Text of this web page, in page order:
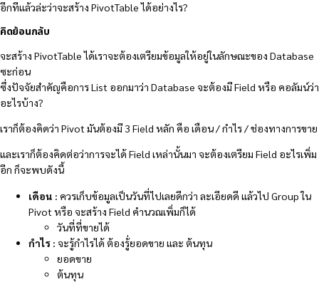
อีกทีแล้วล่ะว่าจะสร้าง PivotTable ได้อย่างไร?
คิดย้อนกลับ
จะสร้าง PivotTable ได้เราจะต้องเตรียมข้อมูลให้อยู่ในลักษณะของ Database
ซะก่อน
ซึ่งปัจจัยสำคัญคือการ List ออกมาว่า Database จะต้องมี Field หรือ คอลัมน์ว่า
อะไรบ้าง?
เราก็ต้องคิดว่า Pivot มันต้องมี 3 Field หลัก คือ เดือน / กำไร / ช่องทางการขาย
และเราก็ต้องคิดต่อว่าการจะได้ Field เหล่านั้นมา จะต้องเตรียม Field อะไรเพิ่ม
อีก ก็จะพบดังนี้
เดือน : ควรเก็บข้อมูลเป็นวันที่ไปเลยดีกว่า ละเอียดดี แล้วไป Group ใน
Pivot หรือ จะสร้าง Field คำนวณเพิ่มก็ได้
วันที่ที่ขายได้
กำไร : จะรู้กำไรได้ ต้องรู้่ยอดขาย และ ต้นทุน
ยอดขาย
ต้นทุน